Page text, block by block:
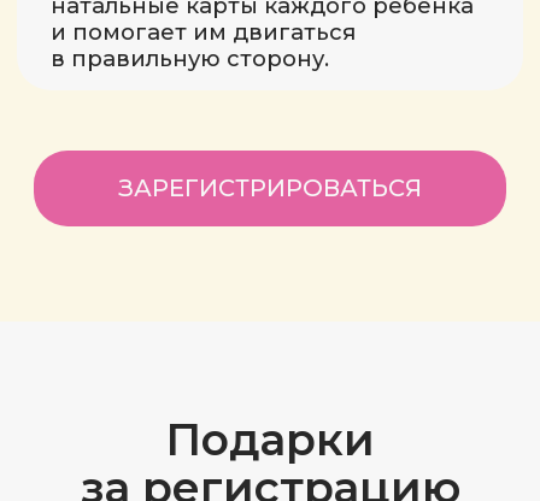
Как сохранять хорошие отношения
с ребёнком/родителями?
Как направить ребёнка/своего
внутреннего ребёнка в нужную
сторону, чтобы жить счастливую
жизнь?